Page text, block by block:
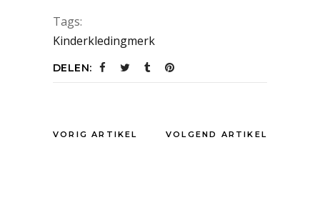
Tags:
Kinderkledingmerk
DELEN:
VORIG ARTIKEL VOLGEND ARTIKEL